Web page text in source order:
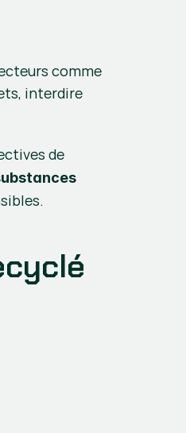
comme
interdire
de